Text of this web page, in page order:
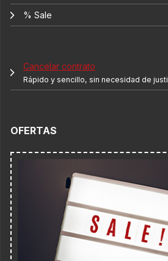
% Sale
Cancelar contrato
Rápido y sencillo, sin necesidad de
OFERTAS